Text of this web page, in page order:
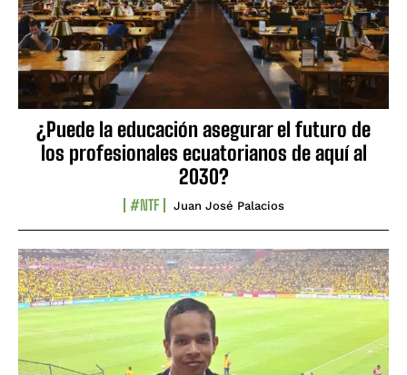
¿Puede la educación asegurar el futuro de
los profesionales ecuatorianos de aquí al
2030?
#NTF Juan José Palacios